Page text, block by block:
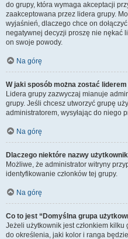
do grupy, która wymaga akceptacji
zaakceptowana przez lidera grupy.
wyjaśnień, dlaczego chce on
negatywnej decyzji proszę nie nękać
on swoje powody.
Na górę
W jaki sposób można zostać
Lidera grupy zazwyczaj mianuje
grupy. Jeśli chcesz utworzyć grupę
administratorem, wysyłając do niego
Na górę
Dlaczego niektóre nazwy
Możliwe, że administrator witryny
identyfikowanie członków tej grupy.
Na górę
Co to jest “Domyślna grupa
Jeżeli użytkownik jest członkiem
do określenia, jaki kolor i ranga